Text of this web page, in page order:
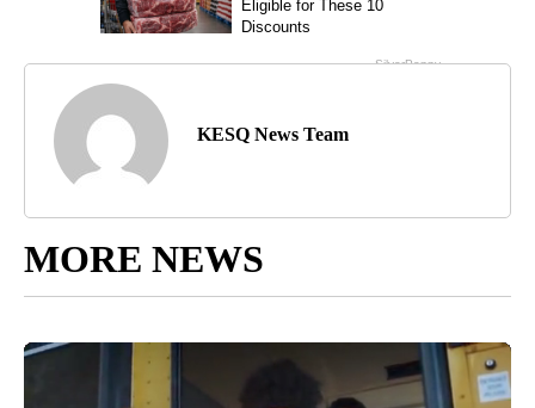
KESQ News Team
MORE NEWS